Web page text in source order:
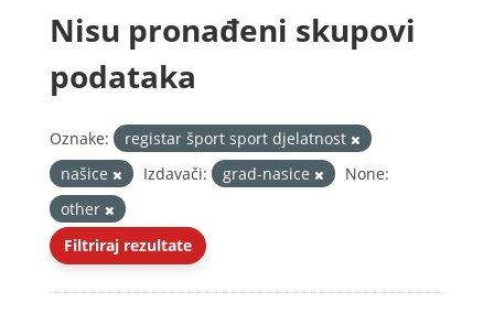
Nisu pronađeni skupovi
podataka
Oznake:
registar šport sport djelatnost
našice
Izdavači: grad-nasice
None:
other
Filtriraj rezultate